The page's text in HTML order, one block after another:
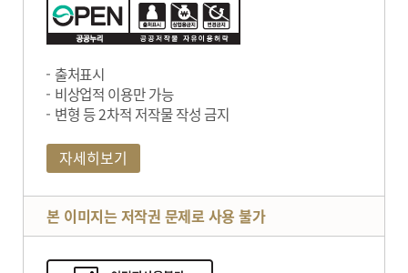
출처표시
비상업적 이용만 가능
변형 등 2차적 저작물 작성 금지
자세히보기
본 이미지는 저작권 문제로 사용 불가